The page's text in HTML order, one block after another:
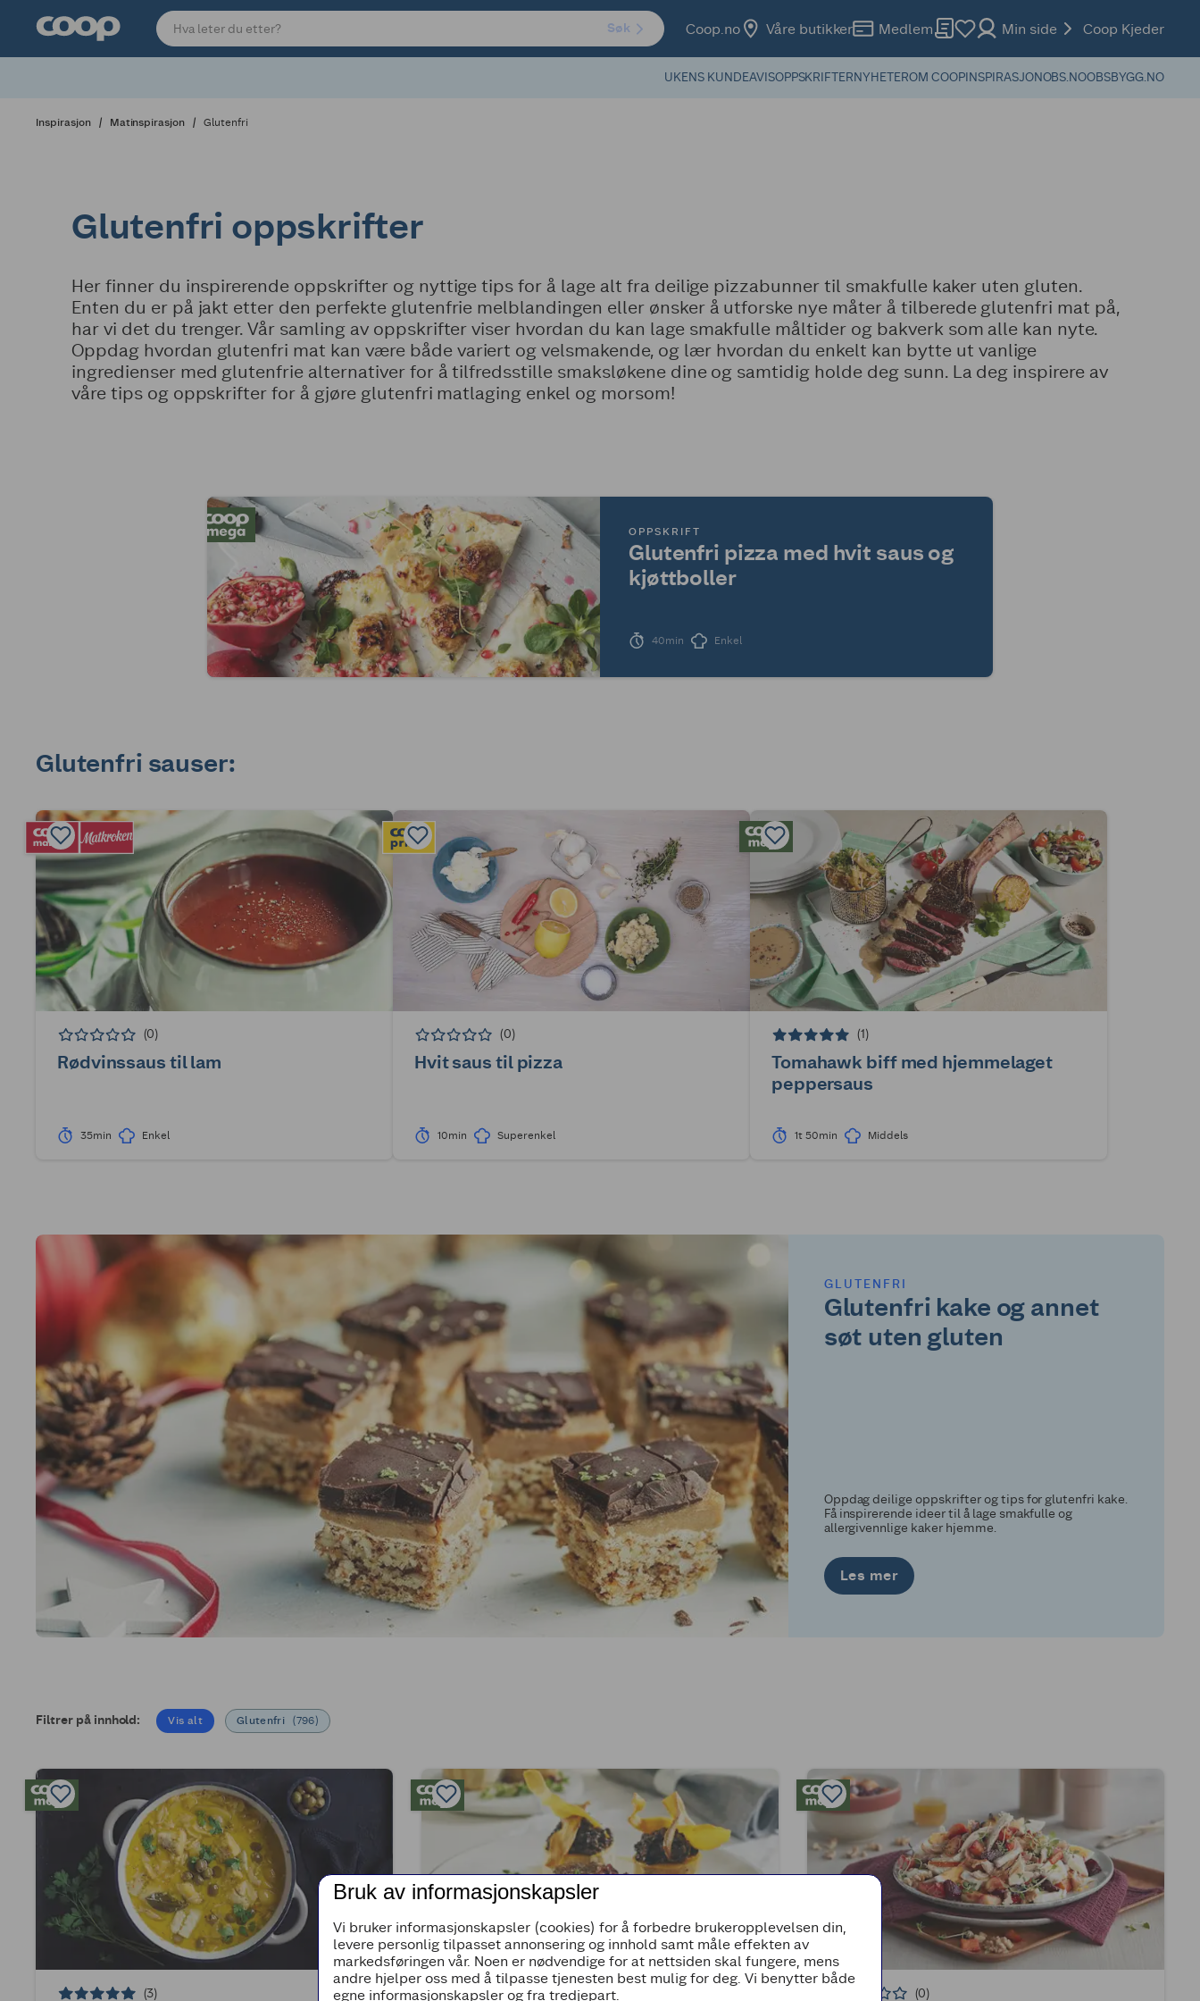
Søk Coop.no Våre butikker Medlem Min side Coop Kjeder
UKENS KUNDEAVISOPPSKRIFTERNYHETEROM COOPINSPIRASJONOBS.NOOBSBYGG.NO
Inspirasjon Matinspirasjon Glutenfri
Glutenfri oppskrifter
Her finner du inspirerende oppskrifter og nyttige tips for å lage alt fra deilige pizzabunner til smakfulle kaker uten gluten.
Enten du er på jakt etter den perfekte glutenfrie melblandingen eller ønsker å utforske nye måter å tilberede glutenfri mat på,
har vi det du trenger. Vår samling av oppskrifter viser hvordan du kan lage smakfulle måltider og bakverk som alle kan nyte.
Oppdag hvordan glutenfri mat kan være både variert og velsmakende, og lær hvordan du enkelt kan bytte ut vanlige
ingredienser med glutenfrie alternativer for å tilfredsstille smaksløkene dine og samtidig holde deg sunn. La deg inspirere av
våre tips og oppskrifter for å gjøre glutenfri matlaging enkel og morsom!
OPPSKRIFT
Glutenfri pizza med hvit saus og
kjøttboller
40min Enkel
Glutenfri sauser:
(0)
Rødvinssaus til lam
35min Enkel
(0)
Hvit saus til pizza
10min Superenkel
(1)
Tomahawk biff med hjemmelaget
peppersaus
1t 50min Middels
GLUTENFRI
Glutenfri kake og annet
søt uten gluten
Oppdag deilige oppskrifter og tips for glutenfri kake.
Få inspirerende ideer til å lage smakfulle og
allergivennlige kaker hjemme.
Les mer
Filtrer på innhold: Vis alt Glutenfri (796)
(3) (0) (0)
Bruk av informasjonskapsler
Vi bruker informasjonskapsler (cookies) for å forbedre brukeropplevelsen din,
levere personlig tilpasset annonsering og innhold samt måle effekten av
markedsføringen vår. Noen er nødvendige for at nettsiden skal fungere, mens
andre hjelper oss med å tilpasse tjenesten best mulig for deg. Vi benytter både
egne informasjonskapsler og fra tredjepart.